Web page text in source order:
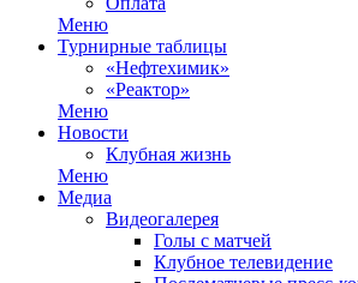
Меню
Турнирные таблицы
«Нефтехимик»
«Реактор»
Меню
Новости
Клубная жизнь
Меню
Медиа
Видеогалерея
Голы с матчей
Клубное телевидение